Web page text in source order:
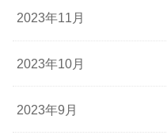
2023年11月
2023年10月
2023年9月